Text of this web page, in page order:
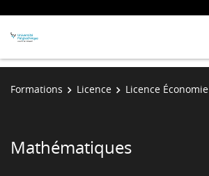
Formations Licence Licence Économie
Mathématiques